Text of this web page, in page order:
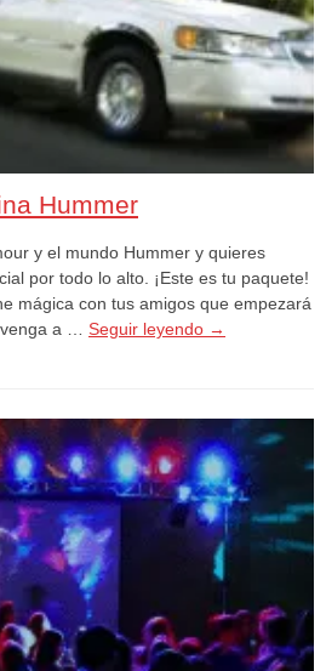
Hummer
y el mundo Hummer y quieres
por todo lo alto. ¡Este es tu paquete!
mágica con tus amigos que empezará
a … Seguir leyendo →